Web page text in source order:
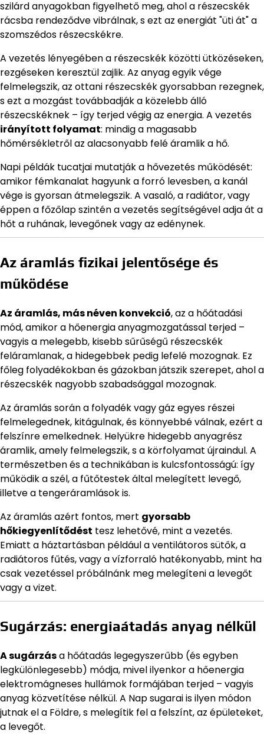
szilárd anyagokban figyelhető meg, ahol a részecskék
rácsba rendeződve vibrálnak, s ezt az energiát "üti át" a
szomszédos részecskékre.
A vezetés lényegében a részecskék közötti ütközéseken,
rezgéseken keresztül zajlik. Az anyag egyik vége
felmelegszik, az ottani részecskék gyorsabban rezegnek,
s ezt a mozgást továbbadják a közelebb álló
részecskéknek – így terjed végig az energia. A vezetés
irányított folyamat: mindig a magasabb
hőmérsékletről az alacsonyabb felé áramlik a hő.
Napi példák tucatjai mutatják a hővezetés működését:
amikor fémkanalat hagyunk a forró levesben, a kanál
vége is gyorsan átmelegszik. A vasaló, a radiátor, vagy
éppen a főzőlap szintén a vezetés segítségével adja át a
hőt a ruhának, levegőnek vagy az edénynek.
Az áramlás fizikai jelentősége és
működése
Az áramlás, más néven konvekció, az a hőátadási
mód, amikor a hőenergia anyagmozgatással terjed –
vagyis a melegebb, kisebb sűrűségű részecskék
feláramlanak, a hidegebbek pedig lefelé mozognak. Ez
főleg folyadékokban és gázokban játszik szerepet, ahol a
részecskék nagyobb szabadsággal mozognak.
Az áramlás során a folyadék vagy gáz egyes részei
felmelegednek, kitágulnak, és könnyebbé válnak, ezért a
felszínre emelkednek. Helyükre hidegebb anyagrész
áramlik, amely felmelegszik, s a körfolyamat újraindul. A
természetben és a technikában is kulcsfontosságú: így
működik a szél, a fűtőtestek által melegített levegő,
illetve a tengeráramlások is.
Az áramlás azért fontos, mert gyorsabb
hőkiegyenlítődést tesz lehetővé, mint a vezetés.
Emiatt a háztartásban például a ventilátoros sütők, a
radiátoros fűtés, vagy a vízforraló hatékonyabb, mint ha
csak vezetéssel próbálnánk meg melegíteni a levegőt
vagy a vizet.
Sugárzás: energiaátadás anyag nélkül
A sugárzása hőátadás legegyszerűbb (és egyben
legkülönlegesebb) módja, mivel ilyenkor a hőenergia
elektromágneses hullámok formájában terjed – vagyis
anyag közvetítése nélkül. A Nap sugarai is ilyen módon
jutnak el a Földre, s melegítik fel a felszínt, az épületeket,
a levegőt.